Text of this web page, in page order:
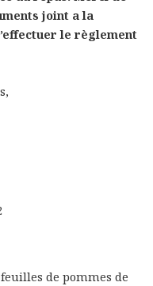
joint a la
le règlement
de pommes de